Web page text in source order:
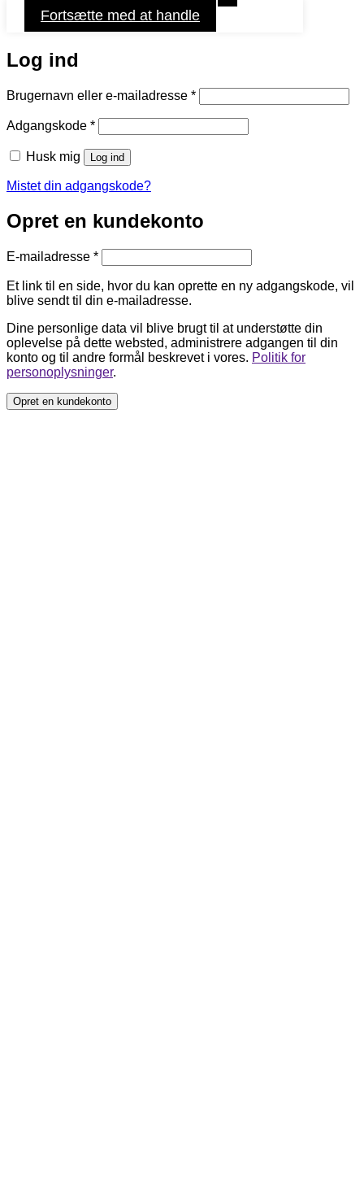
Fortsætte med at handle
Log ind
Brugernavn eller e-mailadresse *Påkrævet
Adgangskode *Påkrævet
Husk mig Log ind
Mistet din adgangskode?
Opret en kundekonto
E-mailadresse *Påkrævet
Et link til en side, hvor du kan oprette en ny adgangskode, vil
blive sendt til din e-mailadresse.
Dine personlige data vil blive brugt til at understøtte din
oplevelse på dette websted, administrere adgangen til din
konto og til andre formål beskrevet i vores. Politik for
personoplysninger.
Opret en kundekonto